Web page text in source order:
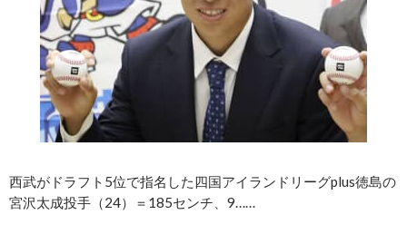
西武がドラフト5位で指名した四国アイランドリーグplus徳島の
宮沢太成投手（24）＝185センチ、9……